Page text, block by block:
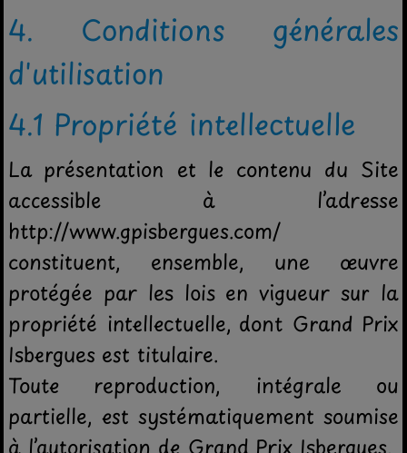
4. Conditions générales
d'utilisation
4.1 Propriété intellectuelle
La présentation et le contenu du Site
accessible à l’adresse
http://www.gpisbergues.com/
constituent, ensemble, une œuvre
protégée par les lois en vigueur sur la
propriété intellectuelle, dont Grand Prix
Isbergues est titulaire.
Toute reproduction, intégrale ou
partielle, est systématiquement soumise